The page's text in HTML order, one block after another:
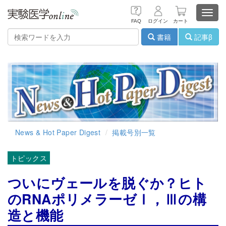
FAQ ログイン カート
書籍
記事β
News & Hot Paper Digest 掲載号別一覧
トピックス
ついにヴェールを脱ぐか？ヒト
のRNAポリメラーゼⅠ，Ⅲの構
造と機能